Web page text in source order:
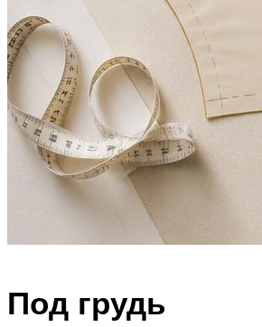
Под грудь